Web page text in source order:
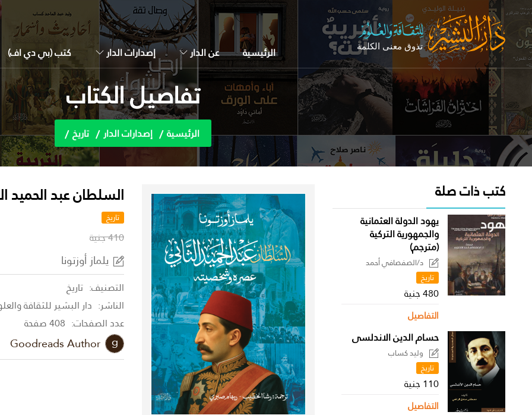
الرئيسية عن الدار إصدارات الدار كتب (بي دي اف)
تفاصيل الكتاب
الرئيسية إصدارات الدار تاريخ
كتب ذات صلة
يهود الدولة العثمانية
والجمهورية التركية
(مترجم)
د/الصفصافي أحمد
القطوريتاريخ
480 جنية
التفاصيل
حسام الدين الاندلسى
وليد كساب
تاريخ
110 جنية
التفاصيل
السلطان عبد
تاريخ
410 جنية
يلماز أوزتونا
التصنيف: تاريخ
الناشر: دار البشير للثقافة
عدد الصفحات: 408 صفحة
Goodreads Author